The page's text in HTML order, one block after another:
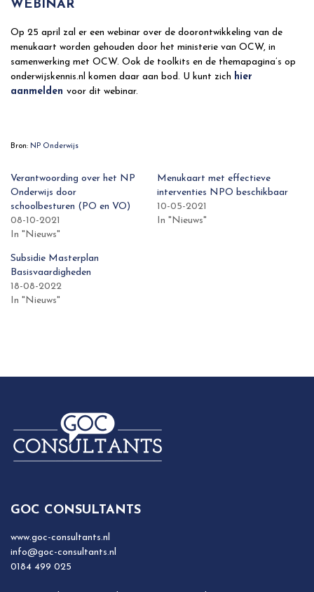
WEBINAR
Op 25 april zal er een webinar over de doorontwikkeling van de
menukaart worden gehouden door het ministerie van OCW, in
samenwerking met OCW. Ook de toolkits en de themapagina’s op
onderwijskennis.nl komen daar aan bod. U kunt zich hier
aanmelden voor dit webinar.
Bron: NP Onderwijs
Verantwoording over het NP
Onderwijs door
schoolbesturen (PO en VO)
08-10-2021
In "Nieuws"
Menukaart met effectieve
interventies NPO beschikbaar
10-05-2021
In "Nieuws"
Subsidie Masterplan
Basisvaardigheden
18-08-2022
In "Nieuws"
GOC CONSULTANTS
www.goc-consultants.nl
info@goc-consultants.nl
0184 499 025